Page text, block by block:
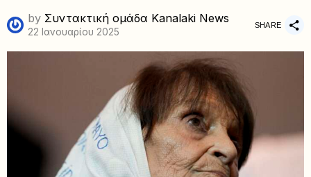
by Συντακτική ομάδα Kanalaki News
22 Ιανουαρίου 2025
SHARE